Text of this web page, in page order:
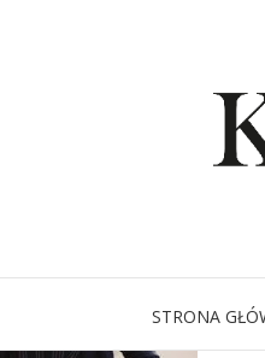
STRONA